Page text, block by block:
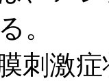
。
刺激症